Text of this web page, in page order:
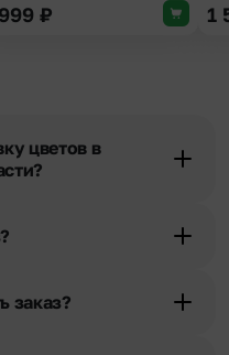
₽ 1
цветов в
заказ?